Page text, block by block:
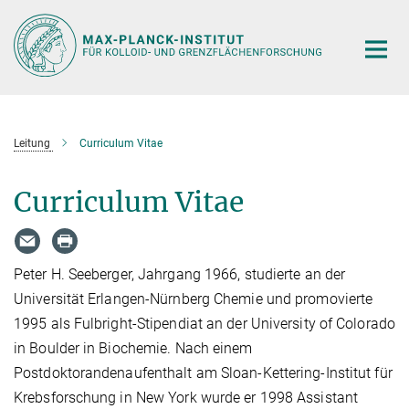
Hauptinhalt
Leitung Curriculum Vitae
Curriculum Vitae
Peter H. Seeberger, Jahrgang 1966, studierte an der
Universität Erlangen-Nürnberg Chemie und promovierte
1995 als Fulbright-Stipendiat an der University of Colorado
in Boulder in Biochemie. Nach einem
Postdoktorandenaufenthalt am Sloan-Kettering-Institut für
Krebsforschung in New York wurde er 1998 Assistant